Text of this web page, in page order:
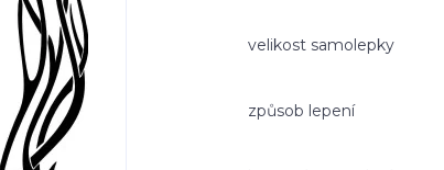
velikost samolepky
způsob lepení